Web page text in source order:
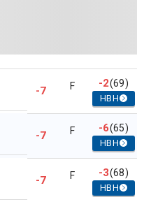
-7 F -2(69)
HBH
-7 F -6(65)
HBH
-7 F -3(68)
HBH